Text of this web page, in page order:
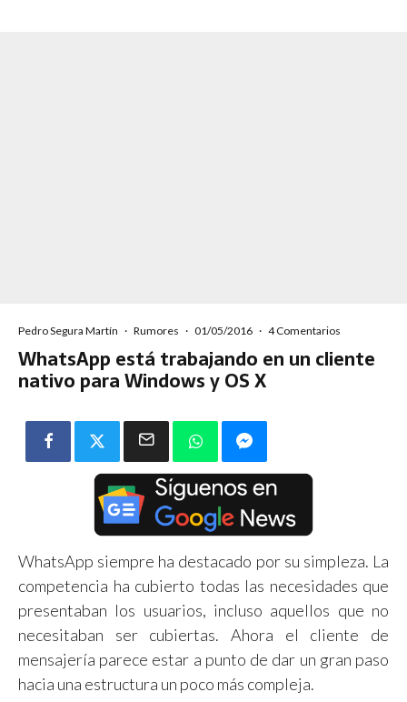
Pedro Segura Martín · Rumores · 01/05/2016 · 4 Comentarios
WhatsApp está trabajando en un cliente
nativo para Windows y OS X
WhatsApp siempre ha destacado por su simpleza. La
competencia ha cubierto todas las necesidades que
presentaban los usuarios, incluso aquellos que no
necesitaban ser cubiertas. Ahora el cliente de
mensajería parece estar a punto de dar un gran paso
hacia una estructura un poco más compleja.